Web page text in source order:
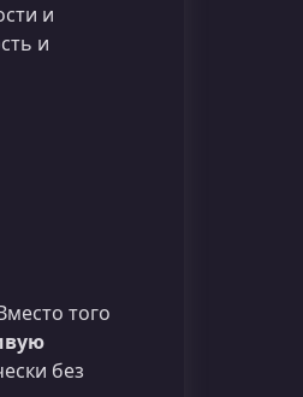
и
и
того
без